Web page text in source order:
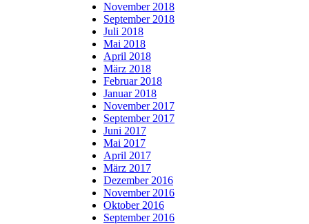
November 2018
September 2018
Juli 2018
Mai 2018
April 2018
März 2018
Februar 2018
Januar 2018
November 2017
September 2017
Juni 2017
Mai 2017
April 2017
März 2017
Dezember 2016
November 2016
Oktober 2016
September 2016